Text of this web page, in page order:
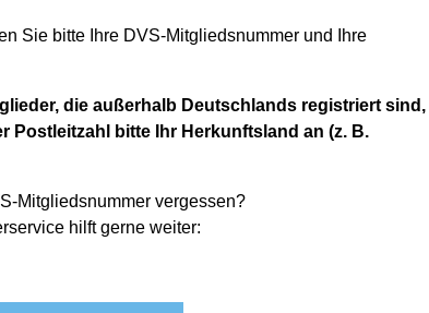
Sie bitte Ihre DVS-Mitgliedsnummer und Ihre
die außerhalb Deutschlands registriert sind,
Postleitzahl bitte Ihr Herkunftsland an (z. B.
Mitgliedsnummer vergessen?
hilft gerne weiter: